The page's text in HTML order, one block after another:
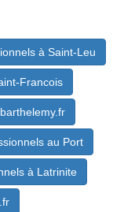
à Saint-Leu
Francois
au Port
à Latrinite